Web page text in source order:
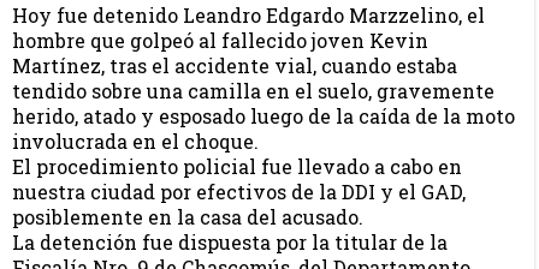
Hoy fue detenido Leandro Edgardo Marzzelino, el
hombre que golpeó al fallecido joven Kevin
Martínez, tras el accidente vial, cuando estaba
tendido sobre una camilla en el suelo, gravemente
herido, atado y esposado luego de la caída de la moto
involucrada en el choque.
El procedimiento policial fue llevado a cabo en
nuestra ciudad por efectivos de la DDI y el GAD,
posiblemente en la casa del acusado.
La detención fue dispuesta por la titular de la